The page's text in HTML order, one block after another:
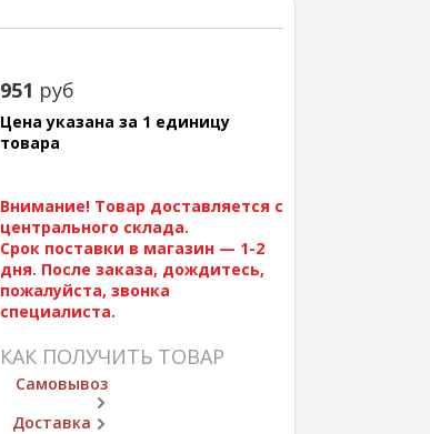
951 руб
Цена указана за 1 единицу
товара
Внимание! Товар доставляется с
центрального склада.
Срок поставки в магазин — 1-2
дня. После заказа, дождитесь,
пожалуйста, звонка
специалиста.
КАК ПОЛУЧИТЬ ТОВАР
Самовывоз
Доставка